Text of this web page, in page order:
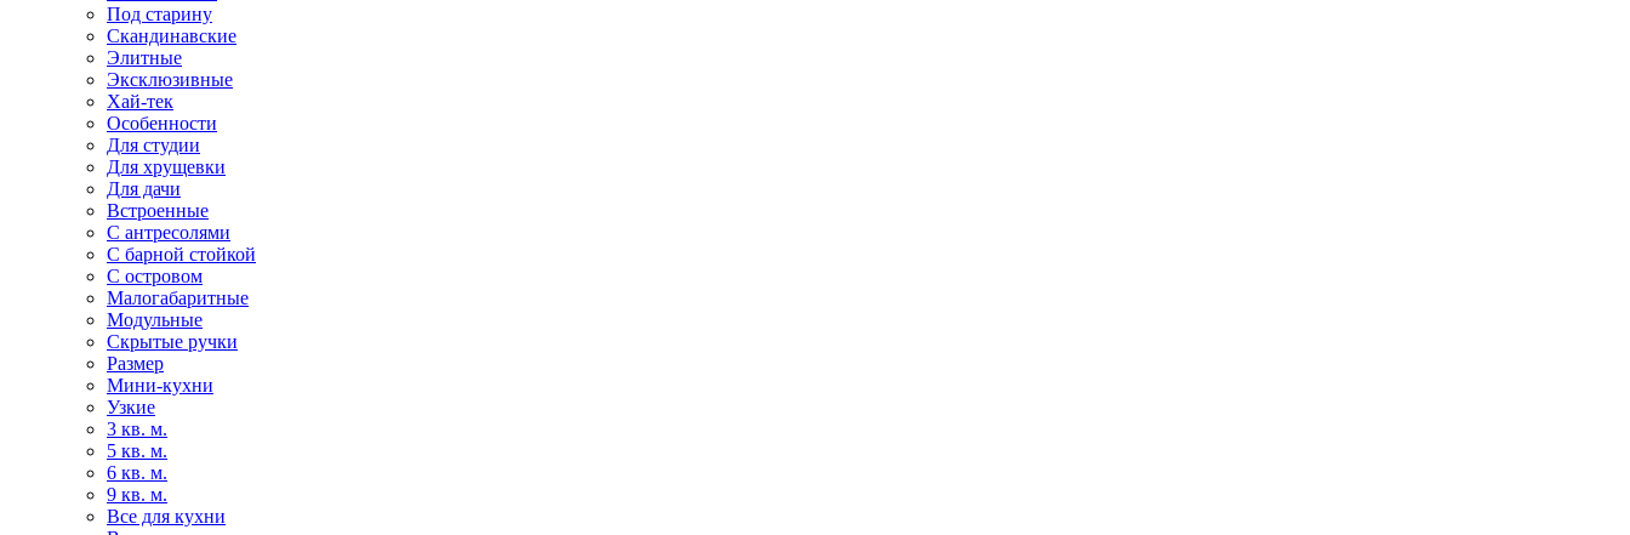
Под старину
Скандинавские
Элитные
Эксклюзивные
Хай-тек
Особенности
Для студии
Для хрущевки
Для дачи
Встроенные
С антресолями
С барной стойкой
С островом
Малогабаритные
Модульные
Скрытые ручки
Размер
Мини-кухни
Узкие
3 кв. м.
5 кв. м.
6 кв. м.
9 кв. м.
Все для кухни